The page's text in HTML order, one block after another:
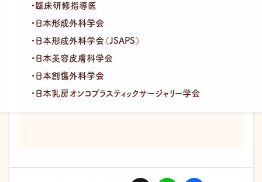
・臨床研修指導医
・日本形成外科学会
・日本形成外科学会（JSAPS）
・日本美容皮膚科学会
・日本創傷外科学会
・日本乳房オンコプラスティックサージャリー学会